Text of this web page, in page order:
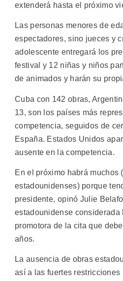
extenderá hasta el próximo
Las personas menores de
espectadores, sino jueces y
adolescente entregará los
festival y 12 niñas y niños
de animados y harán su
Cuba con 142 obras,
13, son los países más
competencia, seguidos de
España. Estados Unidos
ausente en la competencia.
En el próximo habrá muchos
estadounidenses) porque
presidente, opinó Julie
estadounidense considerada
promotora de la cita que
años.
La ausencia de obras
así a las fuertes restricciones